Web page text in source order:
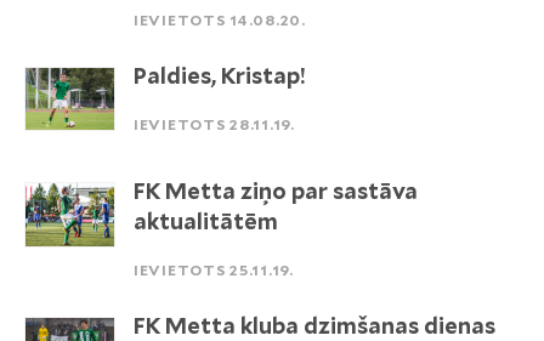
IEVIETOTS 14.08.20.
Paldies, Kristap!
IEVIETOTS 28.11.19.
FK Metta ziņo par sastāva
aktualitātēm
IEVIETOTS 25.11.19.
FK Metta kluba dzimšanas dienas